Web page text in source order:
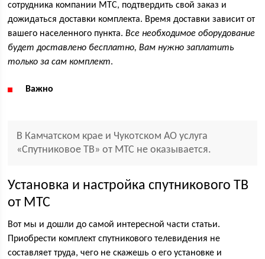
сотрудника компании МТС, подтвердить свой заказ и
дожидаться доставки комплекта. Время доставки зависит от
вашего населенного пункта.Все необходимое оборудование
будет доставлено бесплатно, Вам нужно заплатить
только за сам комплект.
Важно
В Камчатском крае и Чукотском АО услуга
«Спутниковое ТВ» от МТС не оказывается.
Установка и настройка спутникового ТВ
от МТС
Вот мы и дошли до самой интересной части статьи.
Приобрести комплект спутникового телевидения не
составляет труда, чего не скажешь о его установке и